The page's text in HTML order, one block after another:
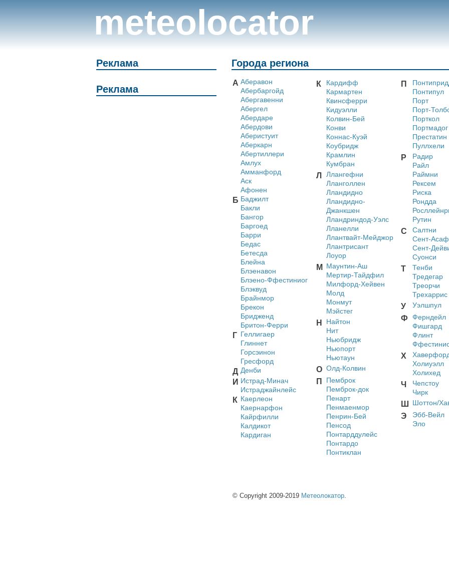
meteolocator
Реклама
Реклама
Города региона
А Аберавон
Абербаргойд
Абергавенни
Абергел
Абердаре
Абердови
Аберистуит
Аберкарн
Абертиллери
Амлух
Амманфорд
Аск
Афонен
Б Баджилт
Бакли
Бангор
Баргоед
Барри
Бедас
Бетесда
Блейна
Блэенавон
Блэено-Ффестиниог
Блэквуд
Брайнмор
Брекон
Бридженд
Бритон-Ферри
Г Геллигаер
Глиннет
Горсэинон
Гресфорд
Д Денби
И Истрад-Минач
Истраджайнлейс
К Каерлеон
Каернарфон
Кайрфилли
Калдикот
Кардиган
К
Кардифф
Кармартен
Квинсферри
Кидуэлли
Колвин-Бей
Конви
Коннас-Куэй
Коубридж
Крамлин
Кумбран
Л
Ллангефни
Лланголлен
Лландидно
Лландидно-
Джанкшен
Лландриндод-Уэлс
Лланелли
Ллантвайт-Мейджор
Ллантрисант
Лоуор
М
Маунтин-Аш
Мертир-Тайдфил
Милфорд-Хейвен
Молд
Монмут
Мэйстег
Н
Найтон
Нит
Ньюбридж
Ньюпорт
Ньютаун
О Олд-Колвин
П
Пемброк
Пемброк-док
Пенарт
Пенмаенмор
Пенрин-Бей
Пенсод
Понтарддулейс
Понтардо
Понтиклан
П
Понтипул
Порт
Порт-
Порткол
Портмадог
Престатин
Пуллхели
Р
Радир
Райл
Раймни
Рексем
Риска
Рондда
Рутин
С
Салтни
Сент-Асаф
Сент-
Суонси
Т
Тенби
Тредегар
Треорчи
Трехаррис
У Уэлшпул
Ф
Ферндейл
Фишгард
Флинт
Х
Холиуэлл
Холихед
Ч
Чепстоу
Чирк
Ш Шоттон/
Э
Эбб-Вейл
Эло
© Copyright 2009-2019 Метеолокатор.